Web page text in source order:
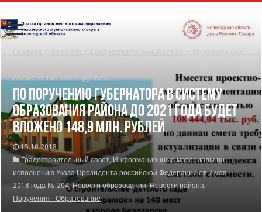
вложено 148,9 млн. рублей.
По поручению губернатора в систему
образования района до 2021 года будет
вложено 148,9 млн. рублей.
15.10.2018
Градостроительный совет, Информационные материалы по
исполнению Указа Президента российской Федерации от 7 мая
2018 года № 204,Новости образования,Новости района,
Поручения - Образование